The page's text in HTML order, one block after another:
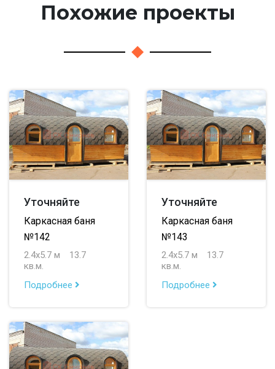
Похожие проекты
Уточняйте
Каркасная баня
№142
2.4х5.7 м
13.7
кв.м.
Подробнее
Уточняйте
Каркасная баня
№143
2.4х5.7 м
13.7
кв.м.
Подробнее